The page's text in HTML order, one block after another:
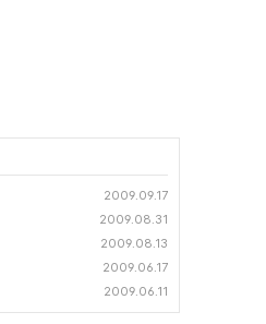
2009.09.17
2009.08.31
2009.08.13
2009.06.17
2009.06.11